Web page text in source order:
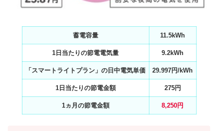
蓄電容量 11.5kWh
1日当たりの節電電気量 9.2kWh
「スマートライトプラン」の日中電気単価 29.997円/kWh
1日当たりの節電金額 275円
1ヵ月の節電金額 8,250円